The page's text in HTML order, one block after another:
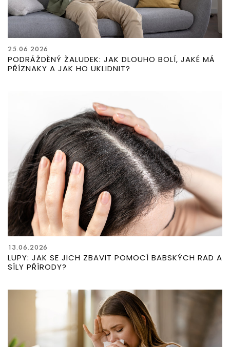
25.06.2026
PODRÁŽDĚNÝ ŽALUDEK: JAK DLOUHO BOLÍ, JAKÉ MÁ
PŘÍZNAKY A JAK HO UKLIDNIT?
13.06.2026
LUPY: JAK SE JICH ZBAVIT POMOCÍ BABSKÝCH RAD A
SÍLY PŘÍRODY?